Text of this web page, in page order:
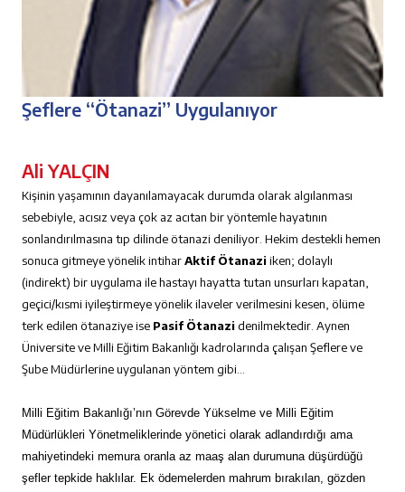
Şeflere “Ötanazi” Uygulanıyor
Ali YALÇIN
Kişinin yaşamının dayanılamayacak durumda olarak algılanması
sebebiyle, acısız veya çok az acıtan bir yöntemle hayatının
sonlandırılmasına tıp dilinde ötanazi deniliyor. Hekim destekli hemen
sonuca gitmeye yönelik intiharAktif Ötanaziiken; dolaylı
(indirekt) bir uygulama ile hastayı hayatta tutan unsurları kapatan,
geçici/kısmi iyileştirmeye yönelik ilaveler verilmesini kesen, ölüme
terk edilen ötanaziye ise Pasif Ötanazidenilmektedir. Aynen
Üniversite ve Milli Eğitim Bakanlığı kadrolarında çalışan Şeflere ve
Şube Müdürlerine uygulanan yöntem gibi…
Milli Eğitim Bakanlığı’nın Görevde Yükselme ve Milli Eğitim
Müdürlükleri Yönetmeliklerinde yönetici olarak adlandırdığı ama
mahiyetindeki memura oranla az maaş alan durumuna düşürdüğü
şefler tepkide haklılar. Ek ödemelerden mahrum bırakılan, gözden